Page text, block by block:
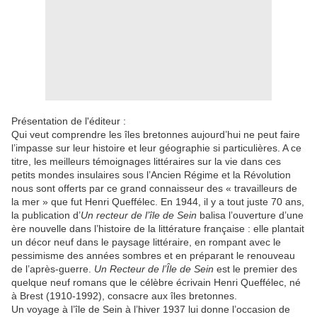
Présentation de l'éditeur :
Qui veut comprendre les îles bretonnes aujourd’hui ne peut faire
l’impasse sur leur histoire et leur géographie si particulières. A ce
titre, les meilleurs témoignages littéraires sur la vie dans ces
petits mondes insulaires sous l’Ancien Régime et la Révolution
nous sont offerts par ce grand connaisseur des « travailleurs de
la mer » que fut Henri Queffélec. En 1944, il y a tout juste 70 ans,
la publication d’Un recteur de l’île de Sein balisa l’ouverture d’une
ère nouvelle dans l’histoire de la littérature française : elle plantait
un décor neuf dans le paysage littéraire, en rompant avec le
pessimisme des années sombres et en préparant le renouveau
de l’après-guerre. Un Recteur de l’Île de Sein est le premier des
quelque neuf romans que le célèbre écrivain Henri Queffélec, né
à Brest (1910-1992), consacre aux îles bretonnes.
Un voyage à l’île de Sein à l’hiver 1937 lui donne l’occasion de